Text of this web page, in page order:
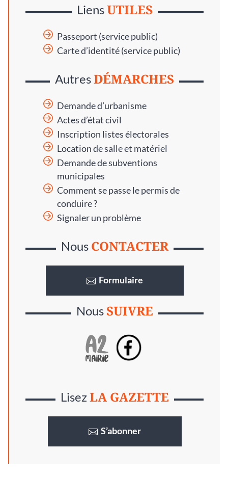
LiensUTILES
Passeport (service public)
Carte d’identité (service public)
AutresDÉMARCHES
Demande d’urbanisme
Actes d’état civil
Inscription listes électorales
Location de salle et matériel
Demande de subventions
municipales
Comment se passe le permis de
conduire ?
Signaler un problème
Nous CONTACTER
Formulaire
NousSUIVRE
LisezLA GAZETTE
S’abonner